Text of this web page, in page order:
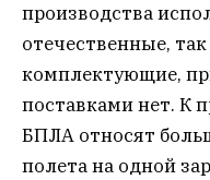
производства
отечественные,
комплектующие,
поставками нет. К
БПЛА относят
полета на одной